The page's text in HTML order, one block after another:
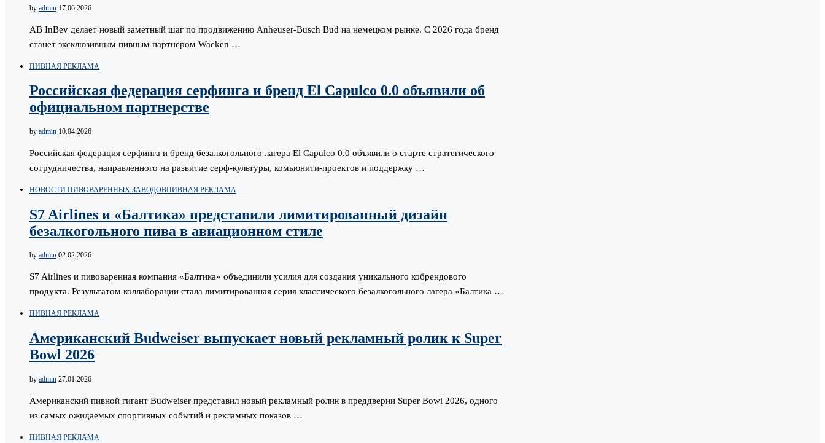
by admin 17.06.2026
AB InBev делает новый заметный шаг по продвижению Anheuser-Busch Bud на немецком рынке. С 2026 года бренд
станет эксклюзивным пивным партнёром Wacken …
ПИВНАЯ РЕКЛАМА
Российская федерация серфинга и бренд El Capulco 0.0 объявили об
официальном партнерстве
by admin 10.04.2026
Российская федерация серфинга и бренд безалкогольного лагера El Capulco 0.0 объявили о старте стратегического
сотрудничества, направленного на развитие серф-культуры, комьюнити-проектов и поддержку …
НОВОСТИ ПИВОВАРЕННЫХ ЗАВОДОВПИВНАЯ РЕКЛАМА
S7 Airlines и «Балтика» представили лимитированный дизайн
безалкогольного пива в авиационном стиле
by admin 02.02.2026
S7 Airlines и пивоваренная компания «Балтика» объединили усилия для создания уникального кобрендового
продукта. Результатом коллаборации стала лимитированная серия классического безалкогольного лагера «Балтика …
ПИВНАЯ РЕКЛАМА
Американский Budweiser выпускает новый рекламный ролик к Super
Bowl 2026
by admin 27.01.2026
Американский пивной гигант Budweiser представил новый рекламный ролик в преддверии Super Bowl 2026, одного
из самых ожидаемых спортивных событий и рекламных показов …
ПИВНАЯ РЕКЛАМА